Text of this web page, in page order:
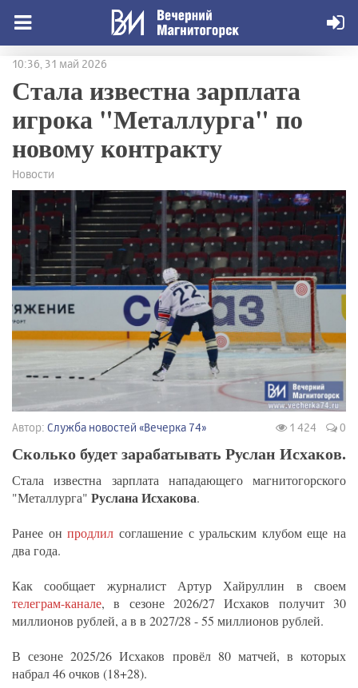
10:36, 31 май 2026
Стала известна зарплата
игрока "Металлурга" по
новому контракту
Новости
Автор: Служба новостей «Вечерка 74» 1 424 0
Сколько будет зарабатывать Руслан Исхаков.
Стала известна зарплата нападающего магнитогорского
"Металлурга" Руслана Исхакова.
Ранее онпродлил соглашение с уральским клубом еще на
два года.
Как сообщает журналист Артур Хайруллин в своем
телеграм-канале, в сезоне 2026/27 Исхаков получит 30
миллионов рублей, а в в 2027/28 - 55 миллионов рублей.
В сезоне 2025/26 Исхаков провёл 80 матчей, в которых
набрал 46 очков (18+28).